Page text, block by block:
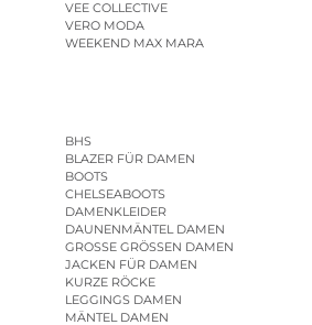
VEE COLLECTIVE
VERO MODA
WEEKEND MAX MARA
BHS
BLAZER FÜR DAMEN
BOOTS
CHELSEABOOTS
DAMENKLEIDER
DAUNENMÄNTEL DAMEN
GROSSE GRÖSSEN DAMEN
JACKEN FÜR DAMEN
KURZE RÖCKE
LEGGINGS DAMEN
MÄNTEL DAMEN